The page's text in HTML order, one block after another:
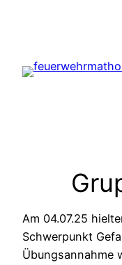
Am 04.07.25
Schwerpunkt
Übungsannahme